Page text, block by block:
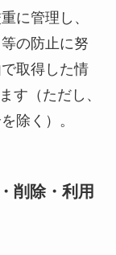
に管理し、
の防止に努
取得した情
す（ただし、
除く）。
削除・利用